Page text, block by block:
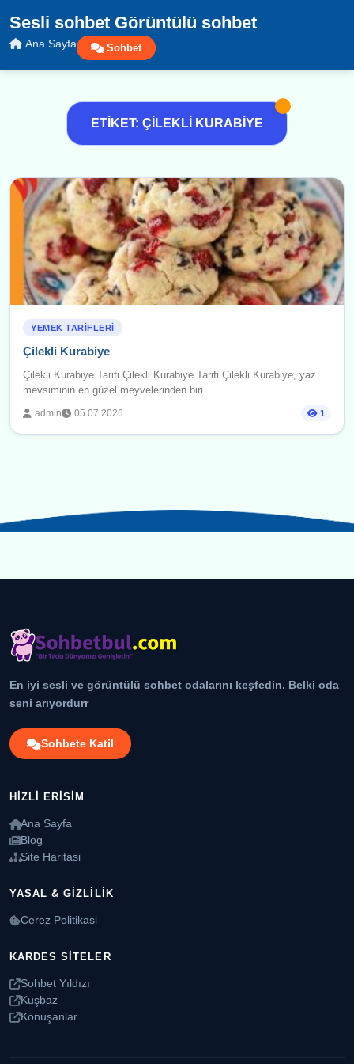
Sesli sohbet Görüntülü sohbet
Ana Sayfa Sohbet
ETIKET: ÇILEKLI KURABIYE
YEMEK TARIFLERI
Çilekli Kurabiye
Çilekli Kurabiye Tarifi Çilekli Kurabiye Tarifi Çilekli Kurabiye, yaz
mevsiminin en güzel meyvelerinden biri...
admin 05.07.2026 1
En iyi sesli ve görüntülü sohbet odalarını keşfedin. Belki oda
seni arıyordurr
Sohbete Katil
HIZLI ERISIM
Ana Sayfa
Blog
Site Haritasi
YASAL & GIZLILIK
Cerez Politikasi
KARDES SITELER
Sohbet Yıldızı
Kuşbaz
Konuşanlar